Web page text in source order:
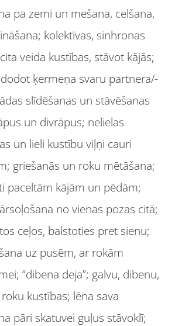
pa zemi un mešana, celšana,
kolektīvas, sinhronas
veida kustības, stāvot kājās;
ķermeņa svaru partnera/-
slīdēšanas un stāvēšanas
un divrāpus; nelielas
un lieli kustību viļņi cauri
griešanās un roku mētāšana;
paceltām kājām un pēdām;
no vienas pozas citā;
ceļos, balstoties pret sienu;
uz pusēm, ar rokām
“dibena deja”; galvu, dibenu,
kustības; lēna sava
pāri skatuvei guļus stāvoklī;